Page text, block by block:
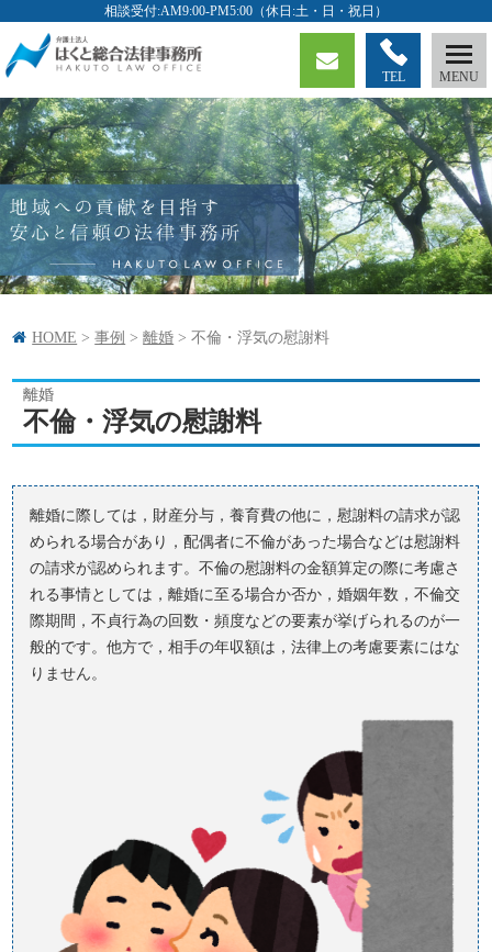
TEL
HOME >事例 >離婚 >不倫・浮気の慰謝料
離婚
不倫・浮気の慰謝料
離婚に際しては，財産分与，養育費の他に，慰謝料の請求が認
められる場合があり，配偶者に不倫があった場合などは慰謝料
の請求が認められます。不倫の慰謝料の金額算定の際に考慮さ
れる事情としては，離婚に至る場合か否か，婚姻年数，不倫交
際期間，不貞行為の回数・頻度などの要素が挙げられるのが一
般的です。他方で，相手の年収額は，法律上の考慮要素にはな
りません。